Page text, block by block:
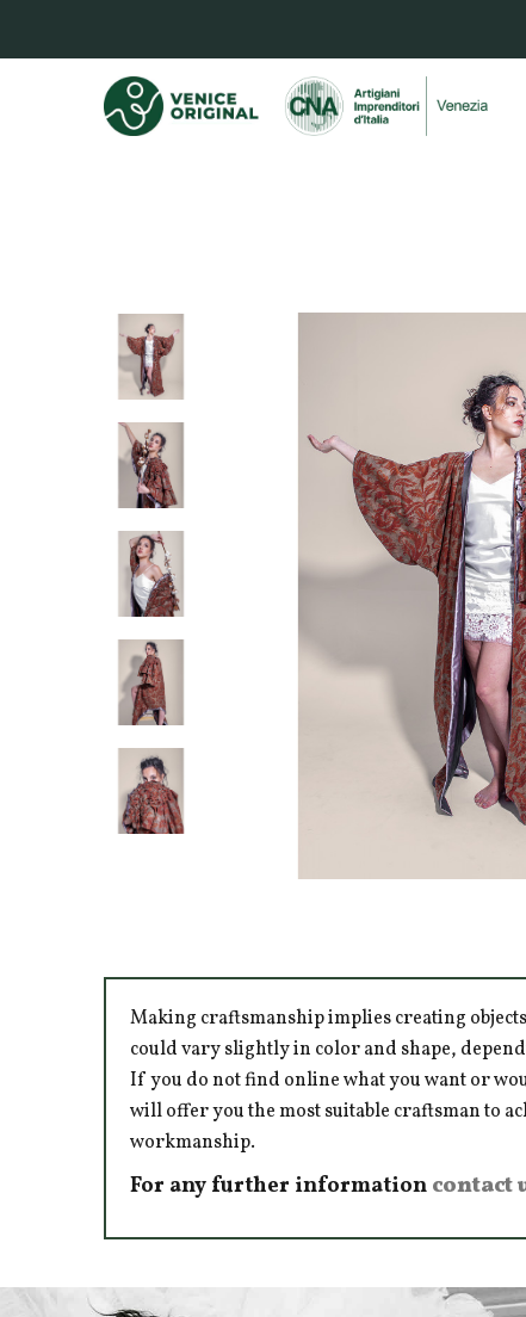
Making craftsmanship implies creating
could vary slightly in color and shape,
If you do not find online what you want or
will offer you the most suitable craftsman to
workmanship.
For any further information contact